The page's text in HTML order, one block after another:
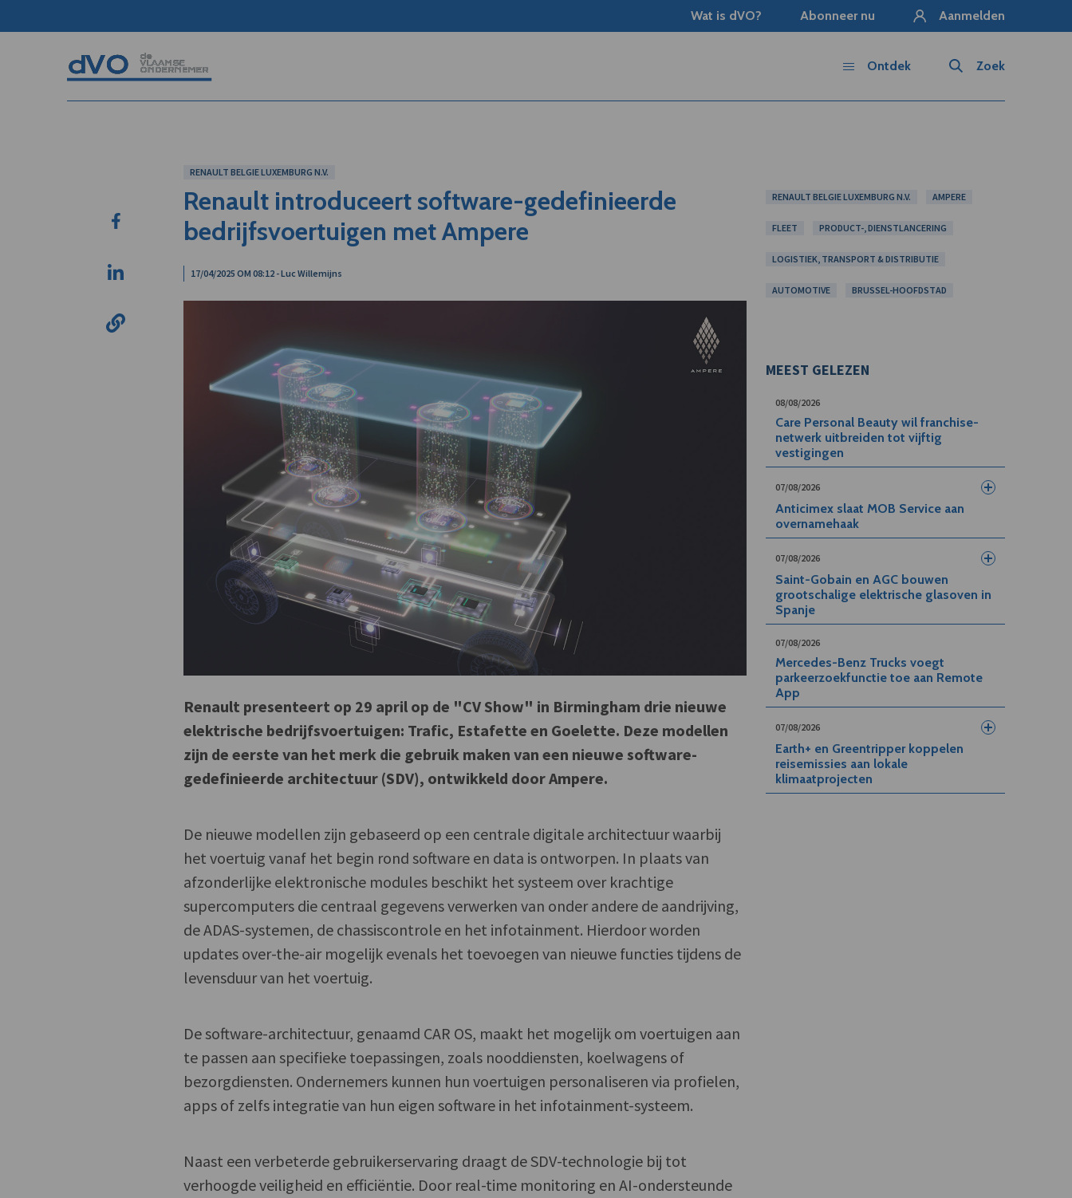
Wat is dVO? Abonneer nu Aanmelden
Zoek
Ontdek
RENAULT BELGIE LUXEMBURG N.V.
Renault introduceert software-gedefinieerde
bedrijfsvoertuigen met Ampere
17/04/2025 OM 08:12 - Luc Willemijns
Renault presenteert op 29 april op de "CV Show" in Birmingham drie nieuwe
elektrische bedrijfsvoertuigen: Trafic, Estafette en Goelette. Deze modellen
zijn de eerste van het merk die gebruik maken van een nieuwe software-
gedefinieerde architectuur (SDV), ontwikkeld door Ampere.
De nieuwe modellen zijn gebaseerd op een centrale digitale architectuur waarbij
het voertuig vanaf het begin rond software en data is ontworpen. In plaats van
afzonderlijke elektronische modules beschikt het systeem over krachtige
supercomputers die centraal gegevens verwerken van onder andere de aandrijving,
de ADAS-systemen, de chassiscontrole en het infotainment. Hierdoor worden
updates over-the-air mogelijk evenals het toevoegen van nieuwe functies tijdens de
levensduur van het voertuig.
De software-architectuur, genaamd CAR OS, maakt het mogelijk om voertuigen aan
te passen aan specifieke toepassingen, zoals nooddiensten, koelwagens of
bezorgdiensten. Ondernemers kunnen hun voertuigen personaliseren via profielen,
apps of zelfs integratie van hun eigen software in het infotainment-systeem.
Naast een verbeterde gebruikerservaring draagt de SDV-technologie bij tot
verhoogde veiligheid en efficiëntie. Door real-time monitoring en AI-ondersteunde
RENAULT BELGIE LUXEMBURG N.V. AMPERE
FLEET PRODUCT-, DIENSTLANCERING
LOGISTIEK, TRANSPORT & DISTRIBUTIE
AUTOMOTIVE BRUSSEL-HOOFDSTAD
MEEST GELEZEN
08/08/2026
Care Personal Beauty wil franchise-
netwerk uitbreiden tot vijftig
vestigingen
07/08/2026
Anticimex slaat MOB Service aan
overnamehaak
07/08/2026
Saint-Gobain en AGC bouwen
grootschalige elektrische glasoven in
Spanje
07/08/2026
Mercedes-Benz Trucks voegt
parkeerzoekfunctie toe aan Remote
App
07/08/2026
Earth+ en Greentripper koppelen
reisemissies aan lokale
klimaatprojecten